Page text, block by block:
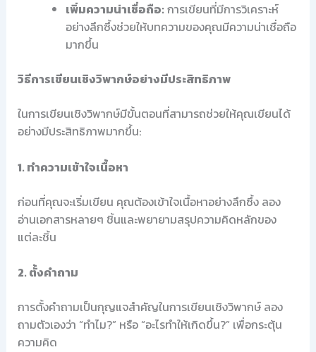
เพิ่มความน่าเชื่อถือ: การเขียนที่มีการวิเคราะห์
อย่างลึกซึ้งช่วยให้บทความของคุณมีความน่าเชื่อถือ
มากขึ้น
วิธีการเขียนเชิงวิพากษ์อย่างมีประสิทธิภาพ
ในการเขียนเชิงวิพากษ์มีขั้นตอนที่สามารถช่วยให้คุณเขียนได้
อย่างมีประสิทธิภาพมากขึ้น:
1. ทำความเข้าใจเนื้อหา
ก่อนที่คุณจะเริ่มเขียน คุณต้องเข้าใจเนื้อหาอย่างลึกซึ้ง ลอง
อ่านเอกสารหลายๆ ชิ้นและพยายามสรุปความคิดหลักของ
แต่ละชิ้น
2. ตั้งคำถาม
การตั้งคำถามเป็นกุญแจสำคัญในการเขียนเชิงวิพากษ์ ลอง
ถามตัวเองว่า “ทำไม?” หรือ “อะไรทำให้เกิดขึ้น?” เพื่อกระตุ้น
ความคิด